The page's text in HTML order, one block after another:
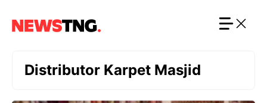
Distributor Karpet Masjid